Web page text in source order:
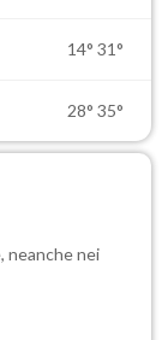
14° 31°
28° 35°
neanche nei